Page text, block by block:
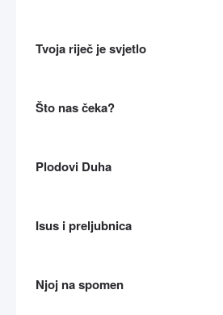
Tvoja riječ je svjetlo
Što nas čeka?
Plodovi Duha
Isus i preljubnica
Njoj na spomen